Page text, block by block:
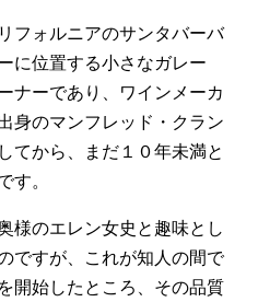
フォルニアのサンタバーバ
に位置する小さなガレー
ナーであり、ワインメーカ
身のマンフレッド・クラン
てから、まだ１０年未満と
す。
様のエレン女史と趣味とし
ですが、これが知人の間で
開始したところ、その品質